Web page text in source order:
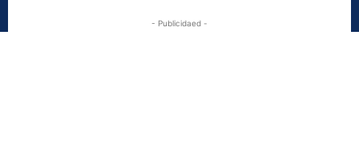
- Publicidaed -